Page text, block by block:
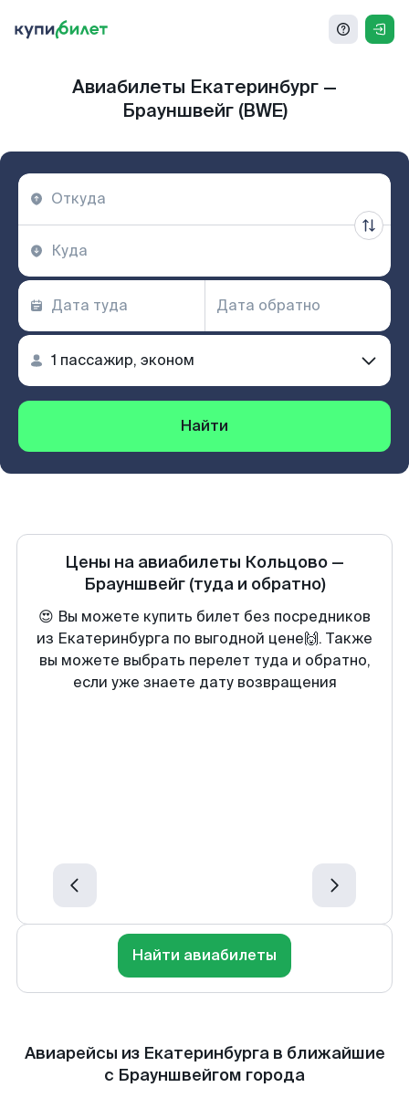
Авиабилеты Екатеринбург —
Брауншвейг (BWE)
Найти
Цены на авиабилеты Кольцово —
Брауншвейг (туда и обратно)
😍 Вы можете купить билет без посредников
из Екатеринбурга по выгодной цене🙌. Также
вы можете выбрать перелет туда и обратно,
если уже знаете дату возвращения
Найти авиабилеты
Авиарейсы из Екатеринбурга в ближайшие
с Брауншвейгом города